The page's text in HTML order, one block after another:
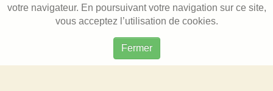
votre navigateur. En poursuivant votre navigation sur ce site,
vous acceptez l’utilisation de cookies.
Fermer